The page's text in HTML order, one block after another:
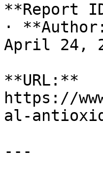
**Report
·
April 24,
**URL:**
https://
al-
---